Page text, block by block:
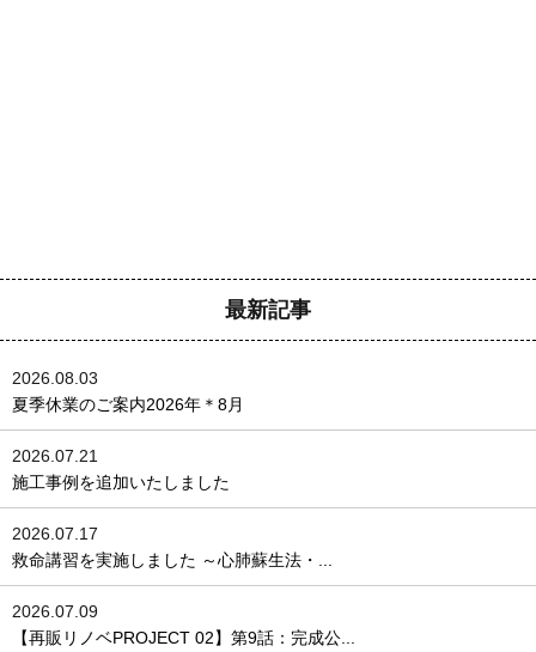
最新記事
2026.08.03
夏季休業のご案内2026年＊8月
2026.07.21
施工事例を追加いたしました
2026.07.17
救命講習を実施しました ～心肺蘇生法・...
2026.07.09
【再販リノベPROJECT 02】第9話：完成公...